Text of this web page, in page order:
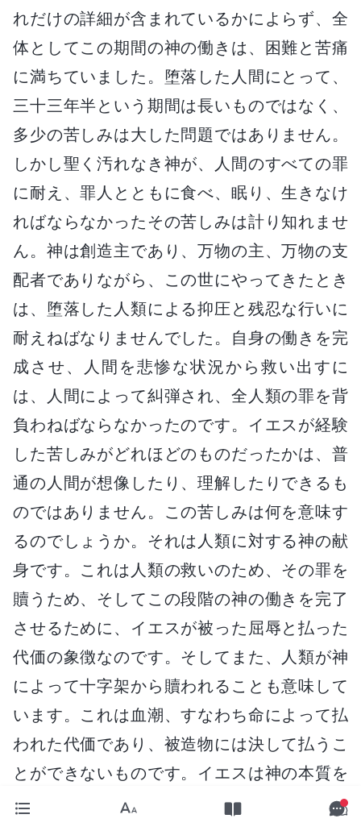
れだけの詳細が含まれているかによらず、全
体としてこの期間の神の働きは、困難と苦痛
に満ちていました。堕落した人間にとって、
三十三年半という期間は長いものではなく、
多少の苦しみは大した問題ではありません。
しかし聖く汚れなき神が、人間のすべての罪
に耐え、罪人とともに食べ、眠り、生きなけ
ればならなかったその苦しみは計り知れませ
ん。神は創造主であり、万物の主、万物の支
配者でありながら、この世にやってきたとき
は、堕落した人類による抑圧と残忍な行いに
耐えねばなりませんでした。自身の働きを完
成させ、人間を悲惨な状況から救い出すに
は、人間によって糾弾され、全人類の罪を背
負わねばならなかったのです。イエスが経験
した苦しみがどれほどのものだったかは、普
通の人間が想像したり、理解したりできるも
のではありません。この苦しみは何を意味す
るのでしょうか。それは人類に対する神の献
身です。これは人類の救いのため、その罪を
贖うため、そしてこの段階の神の働きを完了
させるために、イエスが被った屈辱と払った
代価の象徴なのです。そしてまた、人類が神
によって十字架から贖われることも意味して
います。これは血潮、すなわち命によって払
われた代価であり、被造物には決して払うこ
とができないものです。イエスは神の本質を
持っており、神の持っているもの、神である